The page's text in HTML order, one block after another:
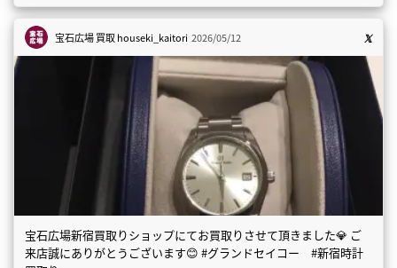
宝石広場 買取houseki_kaitori 2026/05/12
宝石広場新宿買取りショップにてお買取りさせて頂きました💎 ご
来店誠にありがとうございます😊 #グランドセイコー #新宿時計